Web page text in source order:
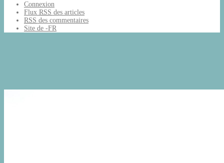
Connexion
Flux RSS des articles
RSS des commentaires
Site de -FR